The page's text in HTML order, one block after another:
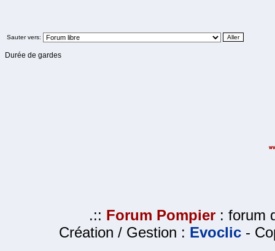
Sauter vers:
Durée de gardes
.:: Forum Pompier : forum
Création / Gestion : Evoclic -